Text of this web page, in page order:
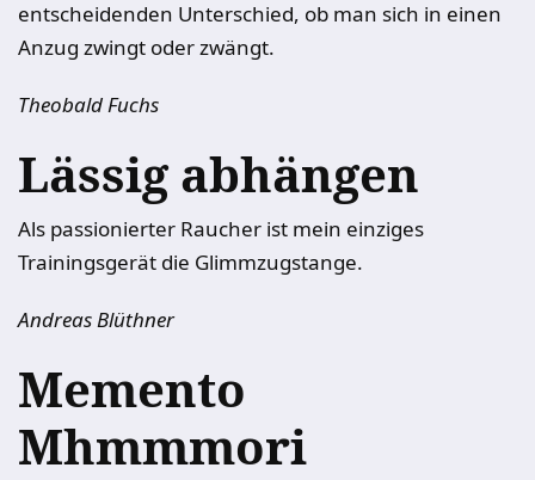
entscheidenden Unterschied, ob man sich in einen
Anzug zwingt oder zwängt.
Theobald Fuchs
Lässig abhängen
Als passionierter Raucher ist mein einziges
Trainingsgerät die Glimmzugstange.
Andreas Blüthner
Memento
Mhmmmori